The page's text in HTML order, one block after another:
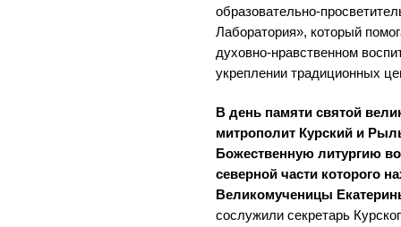
образовательно-
Лаборатория», который
духовно-нравственном
укреплении традиционных
В день памяти святой
митрополит Курский и
Божественную литургию
северной части которого
Великомученицы
сослужили секретарь